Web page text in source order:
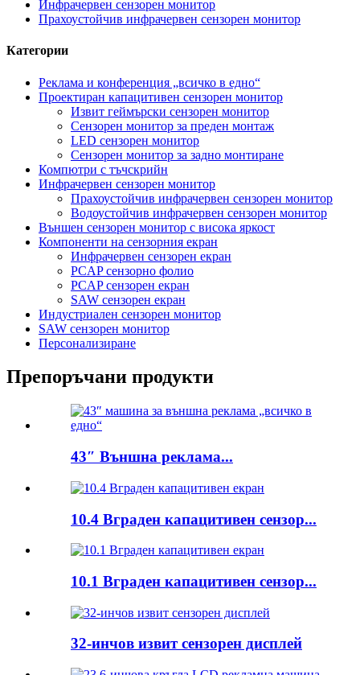
Инфрачервен сензорен монитор
Прахоустойчив инфрачервен сензорен монитор
Категории
Реклама и конференция „всичко в едно“
Проектиран капацитивен сензорен монитор
Извит геймърски сензорен монитор
Сензорен монитор за преден монтаж
LED сензорен монитор
Сензорен монитор за задно монтиране
Компютри с тъчскрийн
Инфрачервен сензорен монитор
Прахоустойчив инфрачервен сензорен монитор
Водоустойчив инфрачервен сензорен монитор
Външен сензорен монитор с висока яркост
Компоненти на сензорния екран
Инфрачервен сензорен екран
PCAP сензорно фолио
PCAP сензорен екран
SAW сензорен екран
Индустриален сензорен монитор
SAW сензорен монитор
Персонализиране
Препоръчани продукти
43″ Външна реклама...
10.4 Вграден капацитивен сензор...
10.1 Вграден капацитивен сензор...
32-инчов извит сензорен дисплей